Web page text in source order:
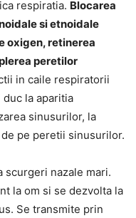
respiratia. Blocarea
si etnoidale
oxigen, retinerea
peretilor
in caile respiratorii
la aparitia
sinusurilor, la
pe peretii sinusurilor.
scurgeri nazale mari.
la om si se dezvolta la
Se transmite prin